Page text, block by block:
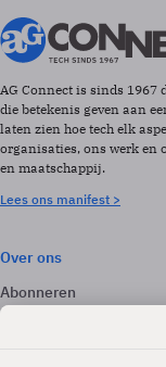
AG Connect is sinds 1967
die betekenis geven aan
laten zien hoe tech elk
organisaties, ons werk en
en maatschappij.
Lees ons manifest >
Over ons
Abonneren
Adverteren